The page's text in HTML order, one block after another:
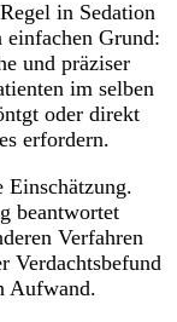
in Sedation
einfachen Grund:
und präziser
im selben
oder direkt
erfordern.
Einschätzung.
beantwortet
Verfahren
Verdachtsbefund
Aufwand.